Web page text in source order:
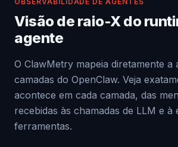
Visão de raio-X do
agente
O ClawMetry mapeia diretamente a
camadas do OpenClaw. Veja
acontece em cada camada, das
recebidas às chamadas de LLM e à
ferramentas.